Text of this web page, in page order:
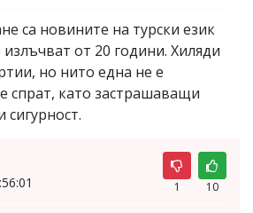
са новините на турски език
от 20 години. Хиляди
но нито една не е
спрат, като застрашаващи
1 10